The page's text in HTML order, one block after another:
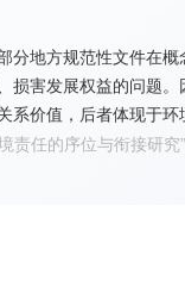
分地方规范性文件在
害发展权益的问题
价值，后者体现于
通过财政转移支付
类型对补偿适用要件
责任的序位与衔接研究